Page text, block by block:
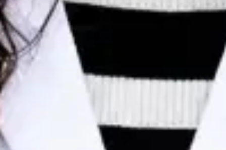
Egas Moura — Paediatrician at Global Health Portugal. Book
an online video consultation.
PT
Consulta de Pediatria
Dr Egas Moura
Registo
OM | 34823